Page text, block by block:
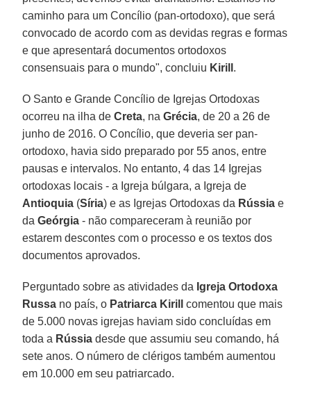
caminho para um Concílio (pan-ortodoxo), que será
convocado de acordo com as devidas regras e formas
e que apresentará documentos ortodoxos
consensuais para o mundo", concluiu Kirill .
O Santo e Grande Concílio de Igrejas Ortodoxas
ocorreu na ilha deCreta, naGrécia, de 20 a 26 de
junho de 2016. O Concílio, que deveria ser pan-
ortodoxo, havia sido preparado por 55 anos, entre
pausas e intervalos. No entanto, 4 das 14 Igrejas
ortodoxas locais - a Igreja búlgara, a Igreja de
Antioquia (Síria) e as Igrejas Ortodoxas da Rússia e
daGeórgia - não compareceram à reunião por
estarem descontes com o processo e os textos dos
documentos aprovados.
Perguntado sobre as atividades da Igreja Ortodoxa
Russa no país, o Patriarca Kirill
comentou que mais
de 5.000 novas igrejas haviam sido concluídas em
toda a Rússia desde que assumiu seu comando, há
sete anos. O número de clérigos também aumentou
em 10.000 em seu patriarcado.